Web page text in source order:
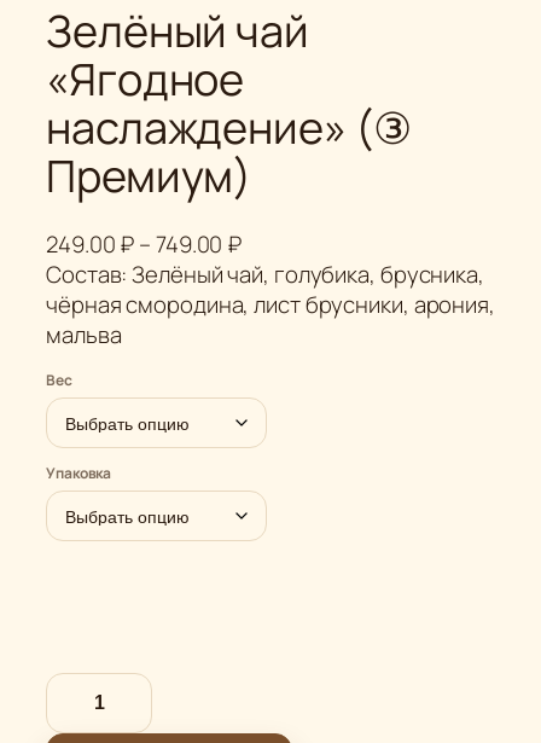
Зелёный чай
«Ягодное
наслаждение» (③
Премиум)
249.00₽–749.00 ₽Д
и
а
з
о
н
ц
е
н
0
Состав: Зелёный чай, голубика, брусника,
чёрная смородина, лист брусники, арония,
мальва
Вес
Упаковка
К
о